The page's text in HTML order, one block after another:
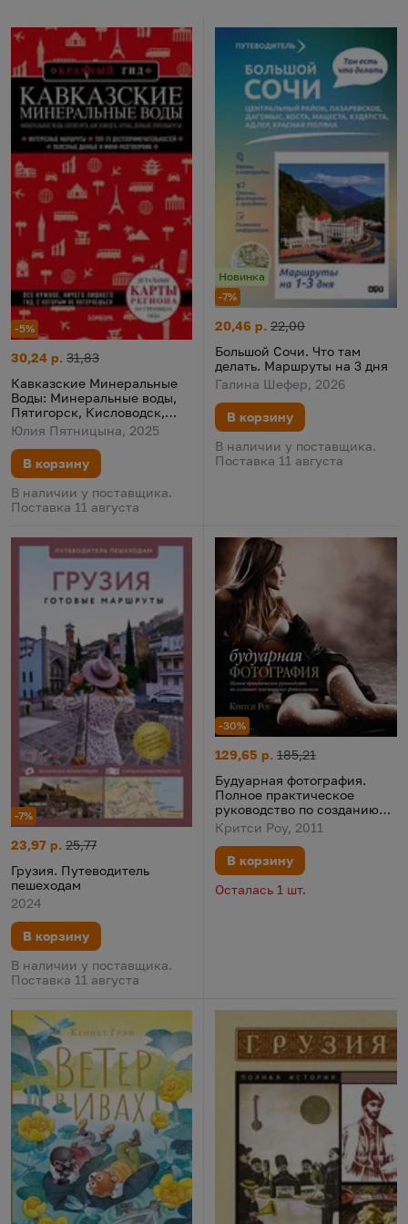
-5%
Кавказские Минеральные Воды: Минеральные воды,
Цена:
30,24 р.
Старая цена:
31,83
Кавказские Минеральные
Воды: Минеральные воды,
Пятигорск, Кисловодск,
Архыз, Домбай,
Приэльбрусье
Юлия Пятницына, 2025
В корзину
В наличии у поставщика.
Поставка 11 августа
Новинка
-7%
Большой Сочи. Что там
Цена:
20,46 р.
Старая цена:
22,00
Большой Сочи. Что там
делать. Маршруты на 3 дня
Галина Шефер, 2026
В корзину
В наличии у поставщика.
Поставка 11 августа
-7%
Грузия. Путеводитель пешеходам
Цена:
23,97 р.
Старая цена:
25,77
Грузия. Путеводитель
пешеходам
2024
В корзину
В наличии у поставщика.
Поставка 11 августа
-30%
Будуарная фотография.
Цена:
129,65 р.
Старая цена:185,21
Будуарная фотография.
Полное практическое
руководство по созданию
чувственных фотоснимков
Критси Роу, 2011
В корзину
Осталась 1 шт.